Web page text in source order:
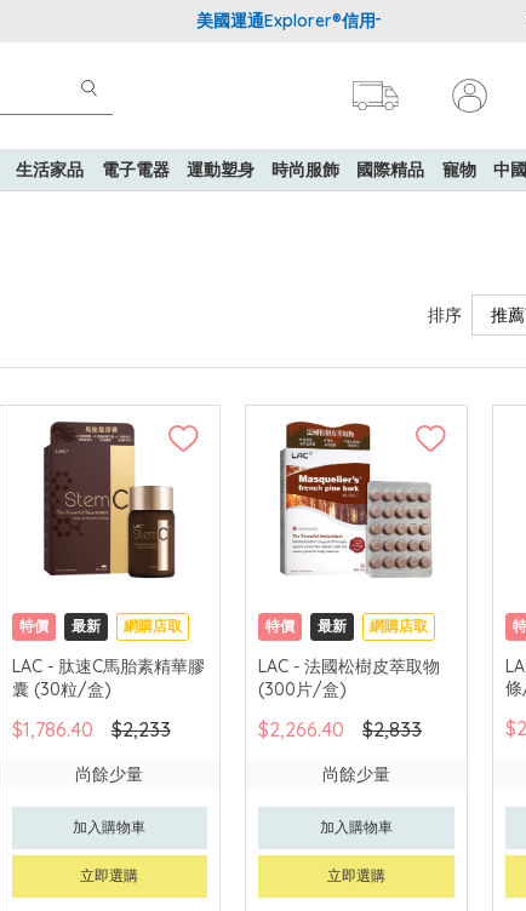
美國運通Explorer®信用卡會員購物禮遇：高達5%簽
生活家品 電子電器 運動塑身 時尚服飾 國際精品 寵物 中
排序
特價 最新 網購店取
LAC - 肽速C馬胎素精華膠
囊 (30粒/盒)
$1,786.40 $2,233
尚餘少量
加入購物車
立即選購
特價 最新 網購店取
LAC - 法國松樹皮萃取物
(300片/盒)
$2,266.40 $2,833
尚餘少量
加入購物車
立即選購